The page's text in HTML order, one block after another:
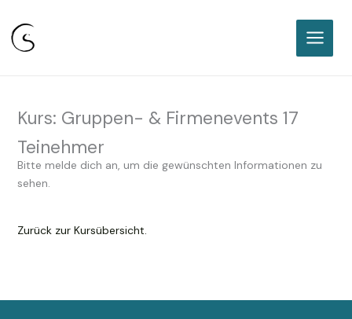
Zum
Kurs: Gruppen- & Firmenevents 17
Teinehmer
Bitte melde dich an, um die gewünschten Informationen zu
sehen.
Zurück zur Kursübersicht.